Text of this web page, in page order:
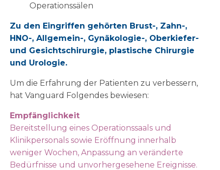
Operationssälen
Zu den Eingriffen gehörten Brust-, Zahn-,
HNO-, Allgemein-, Gynäkologie-, Oberkiefer-
und Gesichtschirurgie, plastische Chirurgie
und Urologie.
Um die Erfahrung der Patienten zu verbessern,
hat Vanguard Folgendes bewiesen:
Empfänglichkeit
Bereitstellung eines Operationssaals und
Klinikpersonals sowie Eröffnung innerhalb
weniger Wochen, Anpassung an veränderte
Bedürfnisse und unvorhergesehene Ereignisse.